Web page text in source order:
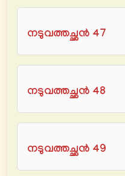
നടുവത്തച്ഛൻ 47
നടുവത്തച്ഛൻ 48
നടുവത്തച്ഛൻ 49